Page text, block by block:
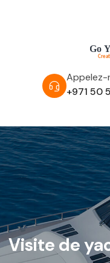
Appelez-
+971 50
Visite de